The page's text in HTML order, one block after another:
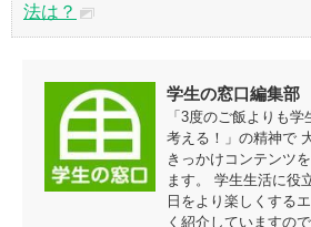
法は？
学生の窓口編集部
「3度のご飯よりも
考える！」の精神で
きっかけコンテンツ
ます。 学生生活に役
日をより楽しくする
く紹介していますの